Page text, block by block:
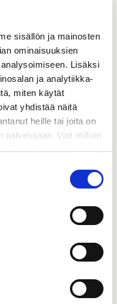
sisällön ja mainosten
ominaisuuksien
Lisäksi
ja analytiikka-
miten käytät
yhdistää näitä
heille tai joita on
palvelujaan. Voit milloin
pitämässään
seuraavat jäsenet:
Mats Paulsson,
Markus
Joachim Hallengren,
työjärjestykset ovat